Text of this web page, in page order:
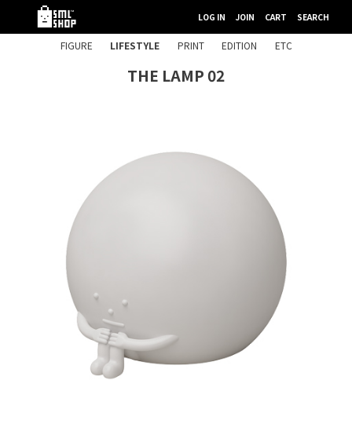
LOG IN JOIN CART SEARCH
FIGURE LIFESTYLE PRINT EDITION ETC
THE LAMP 02